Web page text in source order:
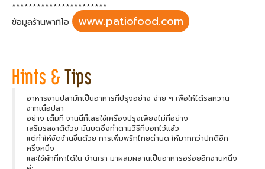
***********************
ข้อมูลร้านพาทิโอ
www.patiofood.com
อาหารจานปลามักเป็นอาหารที่ปรุงอย่าง ง่าย ๆ เพื่อให้ได้รสหวาน
จากเนื้อปลา
อย่าง เต็มที่ จานนี้ก็เลยใช้เครื่องปรุงเพียงไม่กี่อย่าง
เสริมรสชาติด้วย มันบดซึ่งทำตามวิธีที่บอกไว้แล้ว
แต่ทำให้จัดจ้านขึ้นด้วย การเพิ่มพริกไทยดำบด ให้มากกว่าปกติอีก
ครึ่งหนึ่ง
และใช้ผักที่หาได้ใน บ้านเรา มาผสมผสานเป็นอาหารอร่อยอีกจานหนึ่ง